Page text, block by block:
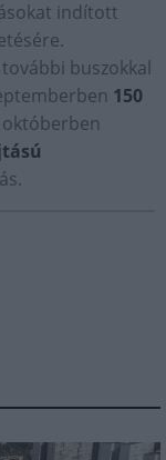
indított
buszokkal
150
októberben